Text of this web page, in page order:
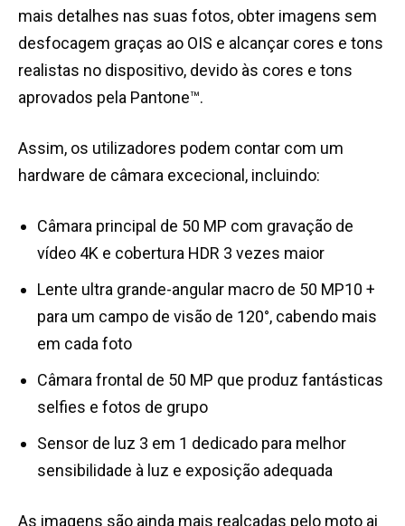
mais detalhes nas suas fotos, obter imagens sem
desfocagem graças ao OIS e alcançar cores e tons
realistas no dispositivo, devido às cores e tons
aprovados pela Pantone™.
Assim, os utilizadores podem contar com um
hardware de câmara excecional, incluindo:
Câmara principal de 50 MP com gravação de
vídeo 4K e cobertura HDR 3 vezes maior
Lente ultra grande-angular macro de 50 MP10 +
para um campo de visão de 120°, cabendo mais
em cada foto
Câmara frontal de 50 MP que produz fantásticas
selfies e fotos de grupo
Sensor de luz 3 em 1 dedicado para melhor
sensibilidade à luz e exposição adequada
As imagens são ainda mais realçadas pelo moto ai